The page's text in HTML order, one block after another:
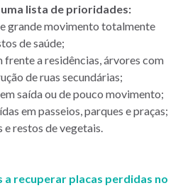
lista de prioridades:
grande movimento totalmente
de saúde;
frente a residências, árvores com
de ruas secundárias;
saída ou de pouco movimento;
em passeios, parques e praças;
e restos de vegetais.
a recuperar placas perdidas no